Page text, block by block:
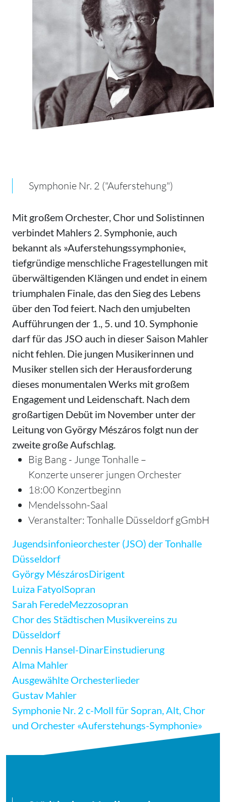
Symphonie Nr. 2 ("Auferstehung")
Mit großem Orchester, Chor und Solistinnen
verbindet Mahlers 2. Symphonie, auch
bekannt als »Auferstehungssymphonie«,
tiefgründige menschliche Fragestellungen mit
überwältigenden Klängen und endet in einem
triumphalen Finale, das den Sieg des Lebens
über den Tod feiert. Nach den umjubelten
Aufführungen der 1., 5. und 10. Symphonie
darf für das JSO auch in dieser Saison Mahler
nicht fehlen. Die jungen Musikerinnen und
Musiker stellen sich der Herausforderung
dieses monumentalen Werks mit großem
Engagement und Leidenschaft. Nach dem
großartigen Debüt im November unter der
Leitung von György Mészáros folgt nun der
zweite große Aufschlag.
Big Bang - Junge Tonhalle –
Konzerte unserer jungen Orchester
18:00 Konzertbeginn
Mendelssohn-Saal
Veranstalter: Tonhalle Düsseldorf gGmbH
Jugendsinfonieorchester (JSO) der Tonhalle
Düsseldorf
György MészárosDirigent
Luiza FatyolSopran
Sarah FeredeMezzosopran
Chor des Städtischen Musikvereins zu
Düsseldorf
Dennis Hansel-DinarEinstudierung
Alma Mahler
Ausgewählte Orchesterlieder
Gustav Mahler
Symphonie Nr. 2 c-Moll für Sopran, Alt, Chor
und Orchester «Auferstehungs-Symphonie»